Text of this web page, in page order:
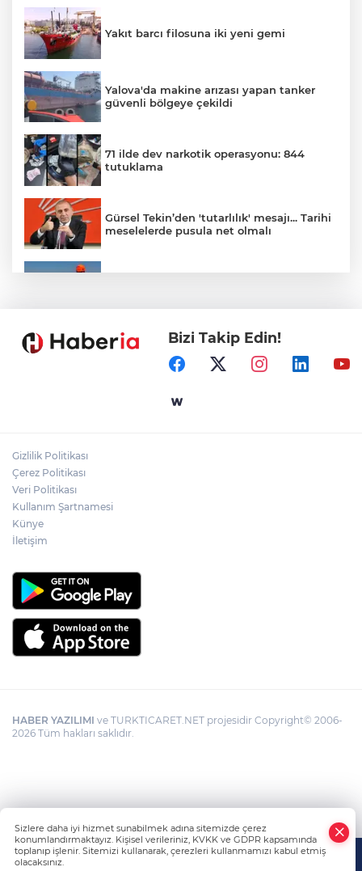
Yakıt barcı filosuna iki yeni gemi
Yalova'da makine arızası yapan tanker
güvenli bölgeye çekildi
71 ilde dev narkotik operasyonu: 844
tutuklama
Gürsel Tekin’den 'tutarlılık' mesajı... Tarihi
meselelerde pusula net olmalı
Samsun’da Alaçam'a yeni yaşam alanı
Yapay zekada onlarca uygulamanın
Bizi Takip Edin!
Gizlilik Politikası
Çerez Politikası
Veri Politikası
Kullanım Şartnamesi
Künye
İletişim
HABER YAZILIMI ve TURKTICARET.NET projesidir Copyright© 2006-
2026 Tüm hakları saklıdır.
Sizlere daha iyi hizmet sunabilmek adına sitemizde çerez
konumlandırmaktayız. Kişisel verileriniz, KVKK ve GDPR kapsamında
toplanıp işlenir. Sitemizi kullanarak, çerezleri kullanmamızı kabul etmiş
olacaksınız.